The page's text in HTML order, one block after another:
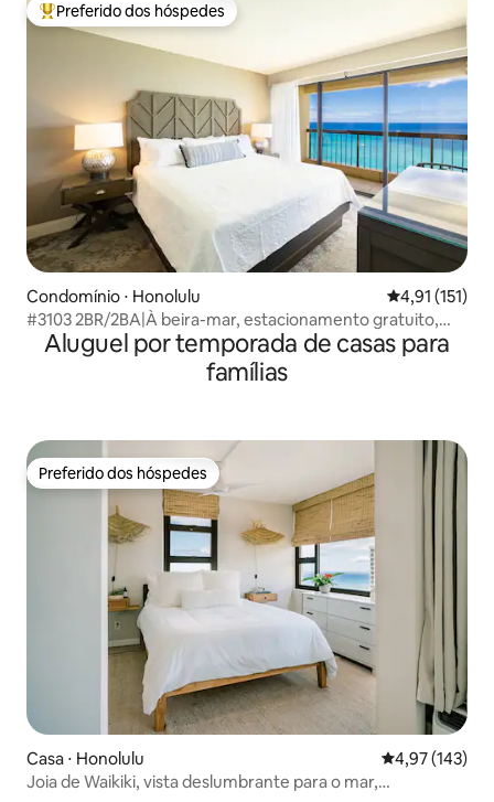
Entre os melhores preferidos dos hóspedes
Preferido dos hóspedes
Condomínio ⋅ Honolulu 4,91 de uma
4,91 (151)
#3103 2BR/2BA|À beira-mar, estacionamento gratuito,
academia e piscina
Aluguel por temporada de casas para
famílias
Preferido dos hóspedes
Preferido dos hóspedes
Casa ⋅ Honolulu 4,97 de uma
4,97 (143)
Joia de Waikiki, vista deslumbrante para o mar,